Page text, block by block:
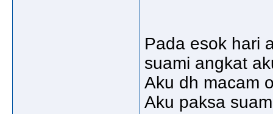
Pada esok hari
suami angkat
Aku dh macam
Aku paksa